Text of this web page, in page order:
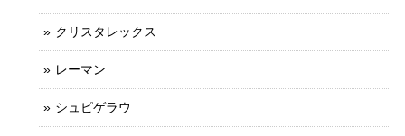
クリスタレックス
レーマン
シュピゲラウ